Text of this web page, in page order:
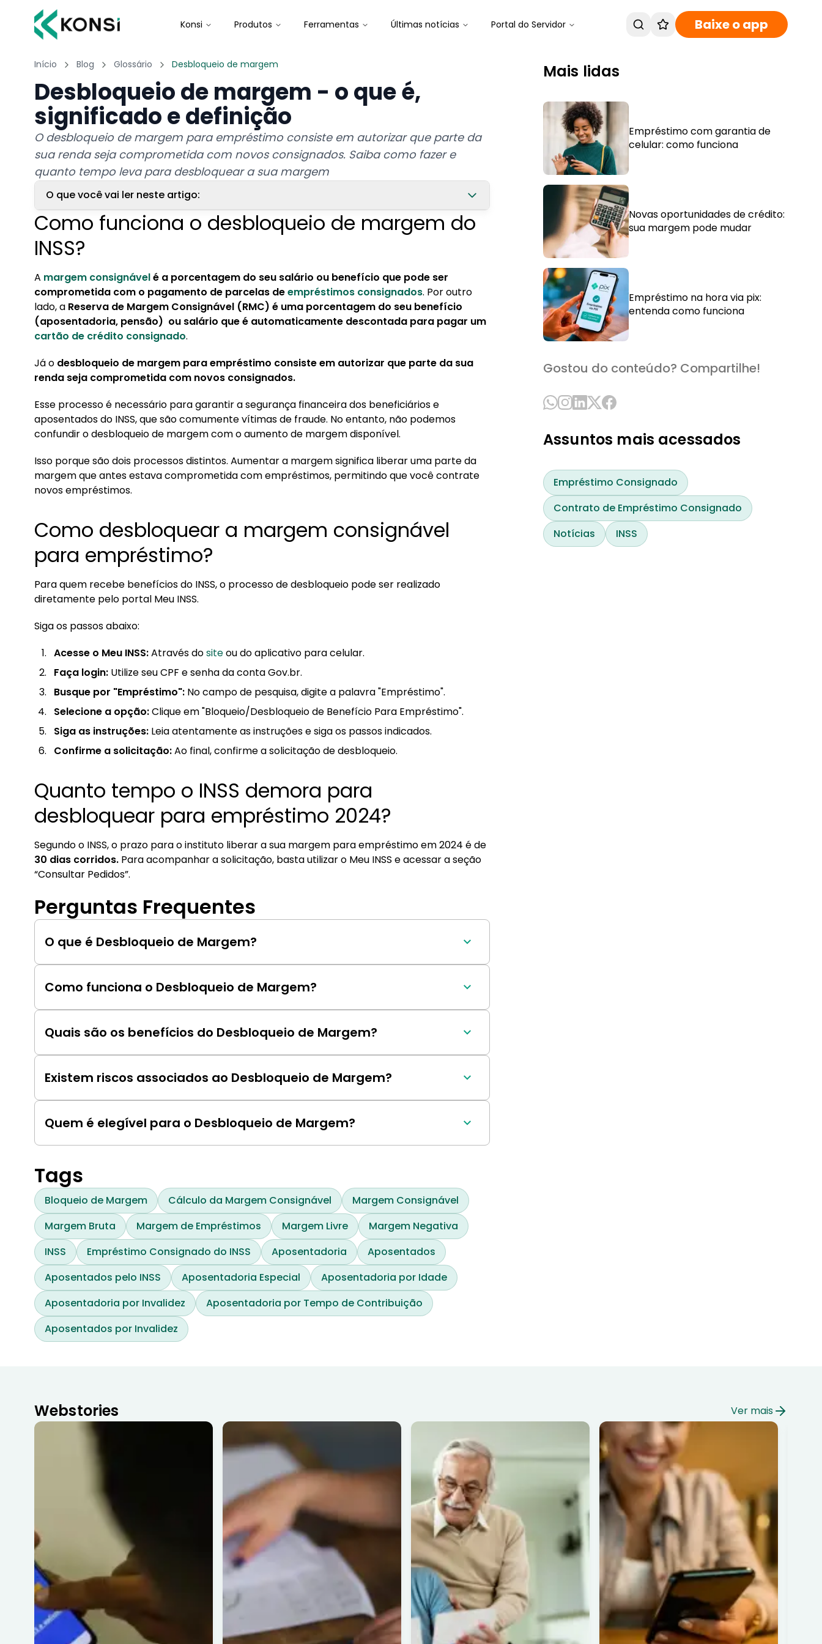
Konsi Produtos Ferramentas Últimas notícias Portal do Servidor Baixe o app
Início Blog Glossário Desbloqueio de margem
Desbloqueio de margem - o que é,
significado e definição
O desbloqueio de margem para empréstimo consiste em autorizar que parte da
sua renda seja comprometida com novos consignados. Saiba como fazer e
quanto tempo leva para desbloquear a sua margem
O que você vai ler neste artigo:
1. Como funciona o desbloqueio de margem do INSS?
2. Como desbloquear a margem consignável para empréstimo?
3. Quanto tempo o INSS demora para desbloquear para empréstimo 2024?
Como funciona o desbloqueio de margem do
INSS?
A margem consignávelé a porcentagem do seu salário ou benefício que pode ser
comprometida com o pagamento de parcelas deempréstimos consignados. Por outro
lado, a Reserva de Margem Consignável (RMC) é uma porcentagem do seu benefício
(aposentadoria, pensão) ou salário que é automaticamente descontada para pagar um
cartão de crédito consignado.
Já o desbloqueio de margem para empréstimo consiste em autorizar que parte da sua
renda seja comprometida com novos consignados.
Esse processo é necessário para garantir a segurança financeira dos beneficiários e
aposentados do INSS, que são comumente vítimas de fraude. No entanto, não podemos
confundir o desbloqueio de margem com o aumento de margem disponível.
Isso porque são dois processos distintos. Aumentar a margem significa liberar uma parte da
margem que antes estava comprometida com empréstimos, permitindo que você contrate
novos empréstimos.
Como desbloquear a margem consignável
para empréstimo?
Para quem recebe benefícios do INSS, o processo de desbloqueio pode ser realizado
diretamente pelo portal Meu INSS.
Siga os passos abaixo:
Acesse o Meu INSS:Através dositeou do aplicativo para celular.
Faça login: Utilize seu CPF e senha da conta Gov.br.
Busque por "Empréstimo": No campo de pesquisa, digite a palavra "Empréstimo".
Selecione a opção:Clique em "Bloqueio/Desbloqueio de Benefício Para Empréstimo".
Siga as instruções: Leia atentamente as instruções e siga os passos indicados.
Confirme a solicitação:Ao final, confirme a solicitação de desbloqueio.
Quanto tempo o INSS demora para
desbloquear para empréstimo 2024?
Segundo o INSS, o prazo para o instituto liberar a sua margem para empréstimo em 2024 é de
30 dias corridos. Para acompanhar a solicitação, basta utilizar o Meu INSS e acessar a seção
“Consultar Pedidos”.
Perguntas Frequentes
O que é Desbloqueio de Margem?
Um recurso que permite que investidores com saldos de margem positivos usem o valor
Como funciona o Desbloqueio de Margem?
Uma parte do saldo da margem é convertida em fundos disponíveis, que podem ser
Quais são os benefícios do Desbloqueio de Margem?
Fornece acesso a liquidez sem vender ativos, reduz os juros da margem e potencializa o
Existem riscos associados ao Desbloqueio de Margem?
Sim, desbloquear margem aumenta o risco de uma chamada de margem se o valor dos
Quem é elegível para o Desbloqueio de Margem?
Investidores com saldos de margem positivos e um histórico de gerenciamento de riscos
Tags
Bloqueio de Margem Cálculo da Margem Consignável
Margem Consignável
Margem Bruta
Margem de Empréstimos Margem Livre
Margem Negativa
INSS
Empréstimo Consignado do INSS Aposentadoria
Aposentados
Aposentados pelo INSS
Aposentadoria Especial
Aposentadoria por Idade
Aposentadoria por Invalidez
Aposentadoria por Tempo de Contribuição
Aposentados por Invalidez
Mais lidas
Empréstimo com garantia de
celular: como funciona
Novas oportunidades de crédito:
sua margem pode mudar
Empréstimo na hora via pix:
entenda como funciona
Gostou do conteúdo? Compartilhe!
Assuntos mais acessados
Empréstimo Consignado
Contrato de Empréstimo Consignado
Notícias
INSS
Webstories Ver mais